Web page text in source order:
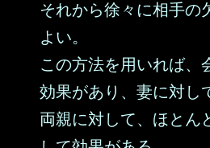
それから徐々に相手の
よい。
この方法を用いれば、
効果があり、妻に対し
両親に対して、ほとん